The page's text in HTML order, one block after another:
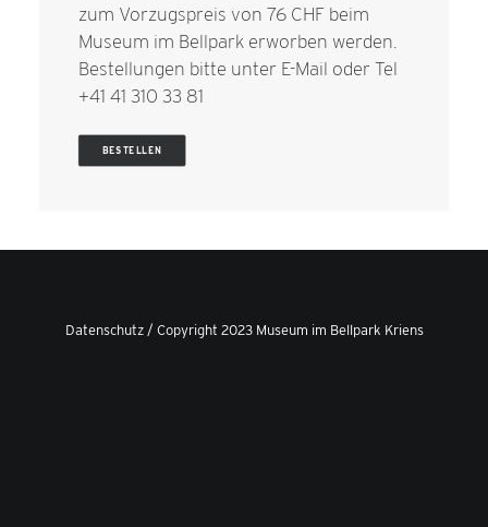
zum Vorzugspreis von 76 CHF beim
Museum im Bellpark erworben werden.
Bestellungen bitte unter E-Mail oder Tel
+41 41 310 33 81
BESTELLEN
Datenschutz/ Copyright 2023 Museum im Bellpark Kriens